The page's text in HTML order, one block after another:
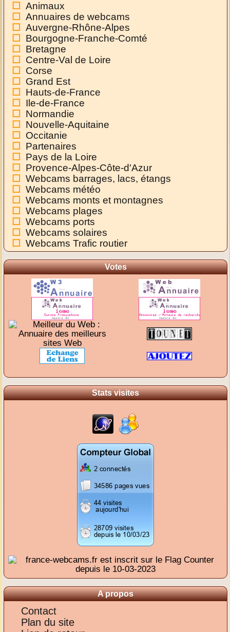
Animaux
Annuaires de webcams
Auvergne-Rhône-Alpes
Bourgogne-Franche-Comté
Bretagne
Centre-Val de Loire
Corse
Grand Est
Hauts-de-France
Ile-de-France
Normandie
Nouvelle-Aquitaine
Occitanie
Partenaires
Pays de la Loire
Provence-Alpes-Côte-d'Azur
Webcams barrages, lacs, étangs
Webcams météo
Webcams monts et montagnes
Webcams plages
Webcams ports
Webcams solaires
Webcams Trafic routier
Votes
Stats visites
A propos
Contact
Plan du site